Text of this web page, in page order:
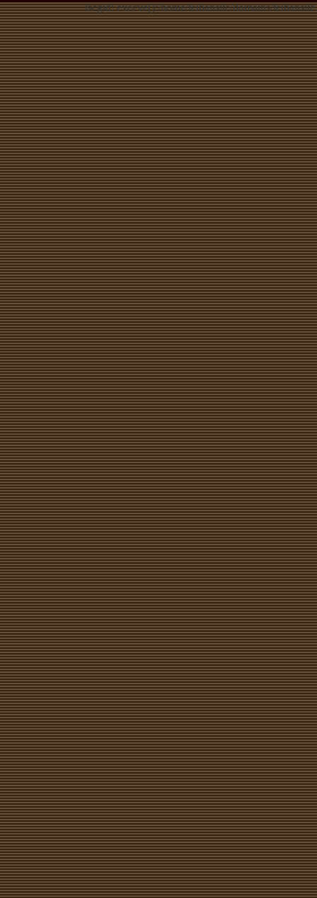
lscgid: execve():/home/teibansite/domains/